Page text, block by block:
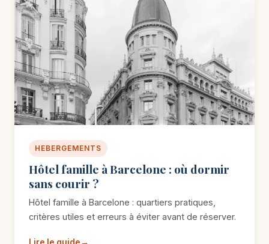
HEBERGEMENTS
Hôtel famille à Barcelone : où dormir
sans courir ?
Hôtel famille à Barcelone : quartiers pratiques,
critères utiles et erreurs à éviter avant de réserver.